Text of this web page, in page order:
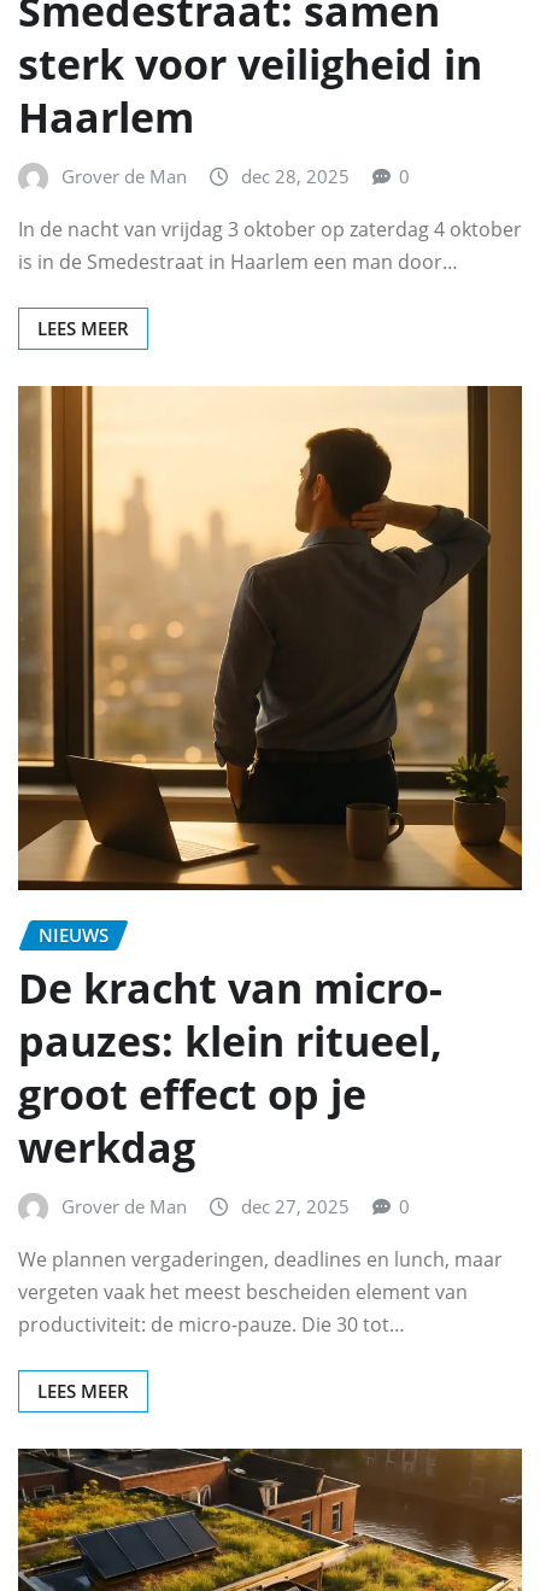
sterk voor veiligheid in
Haarlem
Grover de Man dec 28, 2025 0
In de nacht van vrijdag 3 oktober op zaterdag 4 oktober
is in de Smedestraat in Haarlem een man door…
LEES MEER
NIEUWS
De kracht van micro-
pauzes: klein ritueel,
groot effect op je
werkdag
Grover de Man dec 27, 2025 0
We plannen vergaderingen, deadlines en lunch, maar
vergeten vaak het meest bescheiden element van
productiviteit: de micro-pauze. Die 30 tot…
LEES MEER